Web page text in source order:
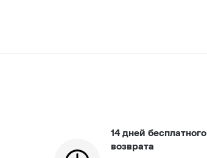
14 дней бесплатного
возврата